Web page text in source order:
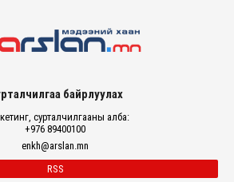
байрлуулах
сурталчилгааны алба:
+976 89400100
enkh@arslan.mn
RSS